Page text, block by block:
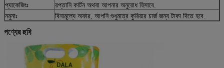
প্যাকেজিংঃ
রপ্তানি কার্টন অথবা আপনার অনুরোধ হিসাবে.
নমুনাঃ
বিনামূল্যে অফার, আপনি শুধুমাত্র কুরিয়ার চার্জ জন্য টাকা দিতে হবে.
পণ্যের ছবি